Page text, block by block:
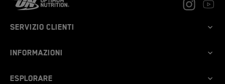
Servizio clienti
Resi
Menzioni legali
Informazioni
Pagamento
Esplorare